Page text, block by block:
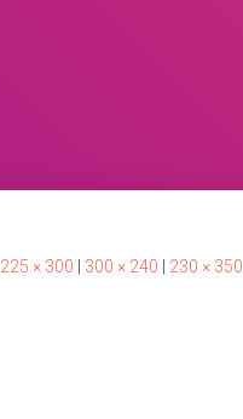
225 × 300 300 × 240 230 × 350